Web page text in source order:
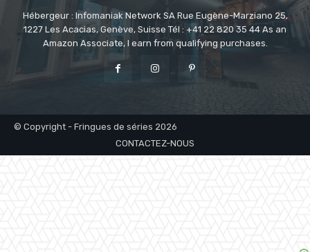
Hébergeur : Infomaniak Network SA Rue Eugène-Marziano 25,
1227 Les Acacias, Genève, Suisse Tél : +41 22 820 35 44 As an
Amazon Associate, I earn from qualifying purchases.
© Copyright - Fringues de séries 2026
CONTACTEZ-NOUS